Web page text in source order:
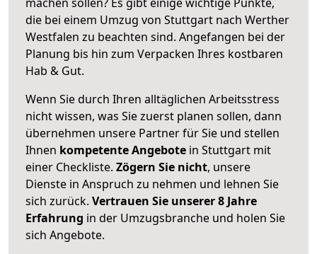
die bei einem Umzug von Stuttgart nach Werther
Westfalen zu beachten sind. Angefangen bei der
Planung bis hin zum Verpacken Ihres kostbaren
Hab & Gut.
Wenn Sie durch Ihren alltäglichen Arbeitsstress
nicht wissen, was Sie zuerst planen sollen, dann
übernehmen unsere Partner für Sie und stellen
Ihnen kompetente Angebote in Stuttgart mit
einer Checkliste. Zögern Sie nicht, unsere
Dienste in Anspruch zu nehmen und lehnen Sie
sich zurück. Vertrauen Sie unserer 8 Jahre
Erfahrung in der Umzugsbranche und holen Sie
sich Angebote.